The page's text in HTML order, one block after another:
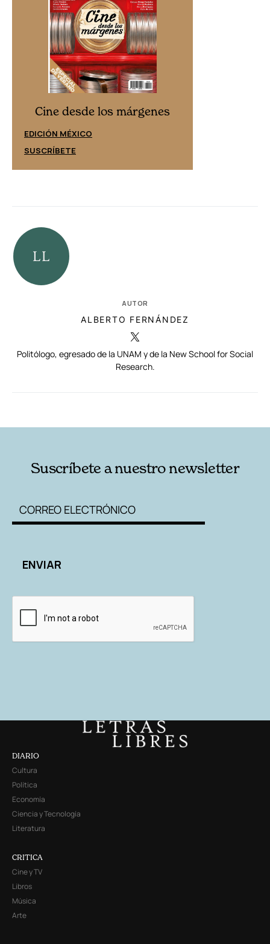
Cine desde los márgenes
EDICIÓN MÉXICO
SUSCRÍBETE
AUTOR
ALBERTO FERNÁNDEZ
Politólogo, egresado de la UNAM y de la New School for Social
Research.
Suscríbete a nuestro newsletter
DIARIO
Cultura
Política
Economía
Ciencia y Tecnología
Literatura
CRITICA
Cine y TV
Libros
Música
Arte